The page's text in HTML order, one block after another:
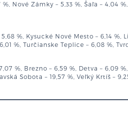
Nové Zámky – 5,33 %, Šaľa – 4,04
%, Kysucké Nové Mesto – 6,14 %,
%, Turčianske Teplice – 6,08 %,
%, Brezno – 6,59 %, Detva – 6,09
Sobota – 19,57 %, Veľký Krtíš –